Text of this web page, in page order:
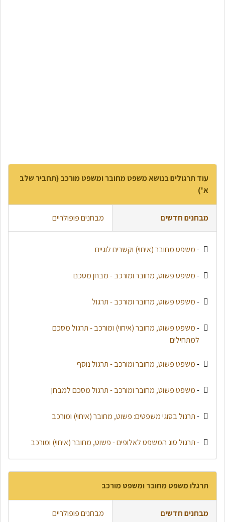
עוד תרגולים בנושא משפט מחובר ומשפט מורכב (תחביר שלב
א')
מבחנים חדשים מבחנים פופולריים
-משפט מחובר (איחוי) וקשרים לוגיים
-משפט פשוט, מחובר ומורכב - מבחן מסכם
-משפט פשוט, מחובר ומורכב - תרגול
-משפט פשוט, מחובר (איחוי) ומורכב - תרגול מסכם
למתחילים
-משפט פשוט, מחובר ומורכב - תרגול נוסף
-משפט פשוט, מחובר ומורכב - תרגול מסכם למבחן
-תרגול בסוגי משפטים: פשוט, מחובר (איחוי) ומורכב
-תרגול סוג המשפט לאלופים - פשוט, מחובר (איחוי) ומורכב
תרגלו משפט מחובר ומשפט מורכב
מבחנים חדשים מבחנים פופולריים